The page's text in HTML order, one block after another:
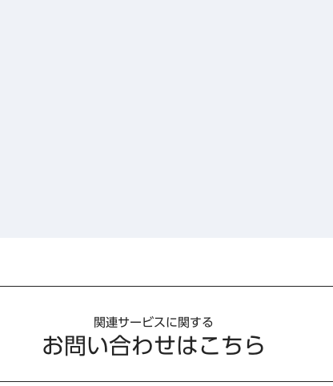
関連サービスに関する
お問い合わせはこちら